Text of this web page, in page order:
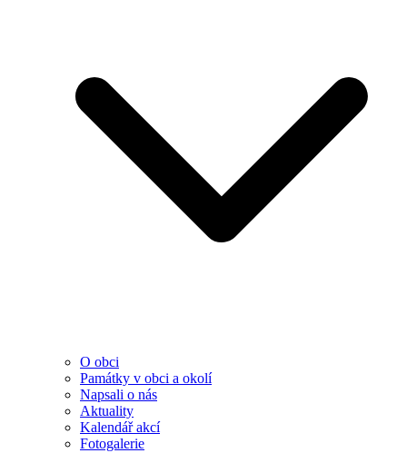
O obci
Památky v obci a okolí
Napsali o nás
Aktuality
Kalendář akcí
Fotogalerie